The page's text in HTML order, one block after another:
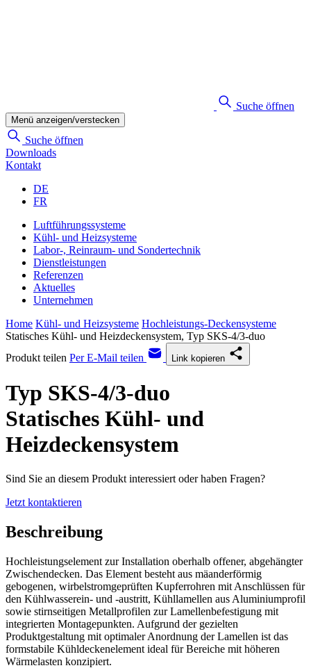
Suche öffnen
Menü anzeigen/verstecken
Suche öffnen
Downloads
Kontakt
DE
FR
Luftführungssysteme
Kühl- und Heizsysteme
Labor-, Reinraum- und Sondertechnik
Dienstleistungen
Referenzen
Aktuelles
Unternehmen
Home Kühl- und Heizsysteme Hochleistungs-Deckensysteme
Statisches Kühl- und Heizdeckensystem, Typ SKS-4/3-duo
Produkt teilen Per E-Mail teilen Link kopieren
Typ SKS-4/3-duo
Statisches Kühl- und
Heizdeckensystem
Sind Sie an diesem Produkt interessiert oder haben Fragen?
Jetzt kontaktieren
Beschreibung
Hochleistungselement zur Installation oberhalb offener, abgehängter
Zwischendecken. Das Element besteht aus mäanderförmig
gebogenen, wirbelstromgeprüften Kupferrohren mit Anschlüssen für
den Kühlwasserein- und -austritt, Kühllamellen aus Aluminiumprofil
sowie stirnseitigen Metallprofilen zur Lamellenbefestigung mit
integrierten Montagepunkten. Aufgrund der gezielten
Produktgestaltung mit optimaler Anordnung der Lamellen ist das
formstabile Kühldeckenelement ideal für Bereiche mit höheren
Wärmelasten konzipiert.